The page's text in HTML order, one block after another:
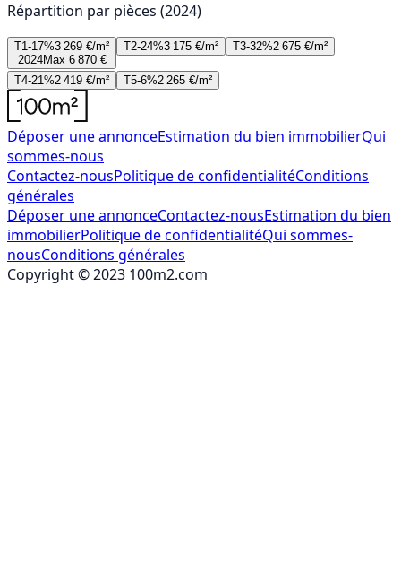
Répartition par pièces (2024)
T1-17%3 269 €/m²
2024Max 6 870 €
T2-24%3 175 €/m² T3-32%2 675 €/m²
T4-21%2 419 €/m² T5-6%2 265 €/m²
Déposer une annonceEstimation du bien immobilierQui
sommes-nous
Contactez-nousPolitique de confidentialitéConditions
générales
Déposer une annonceContactez-nousEstimation du bien
immobilierPolitique de confidentialitéQui sommes-
nousConditions générales
Copyright © 2023 100m2.com